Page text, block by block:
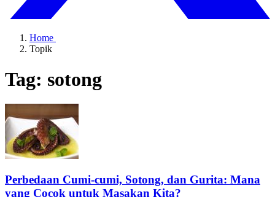
Home
Topik
Tag: sotong
Perbedaan Cumi-cumi, Sotong, dan Gurita: Mana
yang Cocok untuk Masakan Kita?